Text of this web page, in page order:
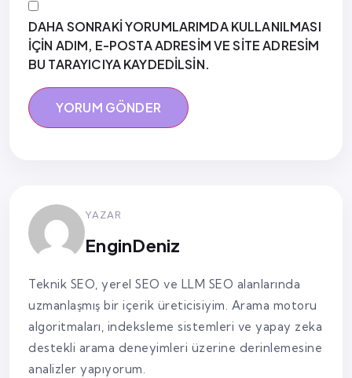
DAHA SONRAKI YORUMLARIMDA KULLANILMASI
IÇIN ADIM, E-POSTA ADRESIM VE SITE ADRESIM
BU TARAYICIYA KAYDEDILSIN.
YAZAR
EnginDeniz
Teknik SEO, yerel SEO ve LLM SEO alanlarında
uzmanlaşmış bir içerik üreticisiyim. Arama motoru
algoritmaları, indeksleme sistemleri ve yapay zeka
destekli arama deneyimleri üzerine derinlemesine
analizler yapıyorum.